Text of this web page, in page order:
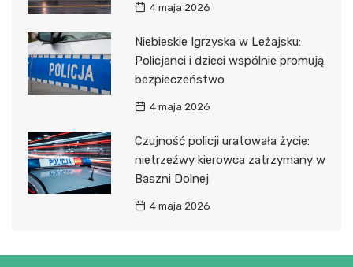
4 maja 2026
Niebieskie Igrzyska w Leżajsku:
Policjanci i dzieci wspólnie promują
bezpieczeństwo
4 maja 2026
Czujność policji uratowała życie:
nietrzeźwy kierowca zatrzymany w
Baszni Dolnej
4 maja 2026